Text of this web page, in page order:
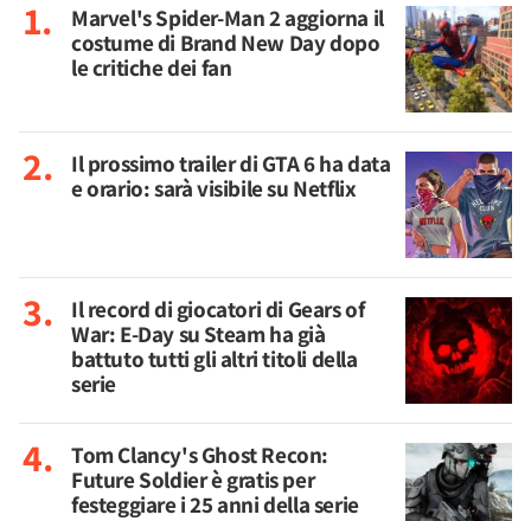
Marvel's Spider-Man 2 aggiorna il
costume di Brand New Day dopo
le critiche dei fan
Il prossimo trailer di GTA 6 ha data
e orario: sarà visibile su Netflix
Il record di giocatori di Gears of
War: E-Day su Steam ha già
battuto tutti gli altri titoli della
serie
Tom Clancy's Ghost Recon:
Future Soldier è gratis per
festeggiare i 25 anni della serie